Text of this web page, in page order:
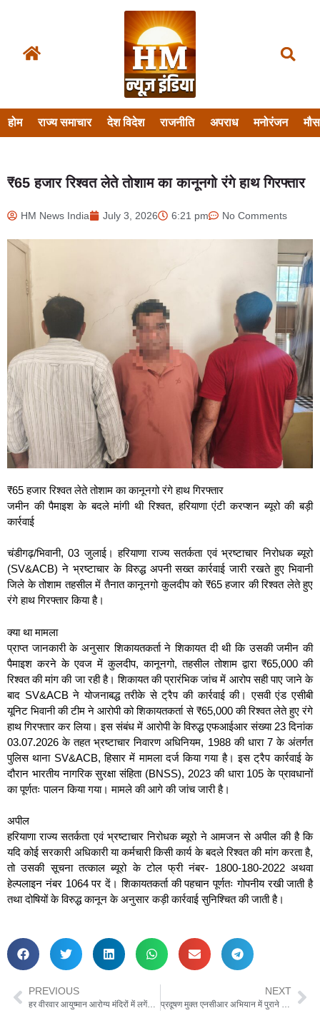
होम राज्य समाचार देश विदेश राजनीति अपराध मनोरंजन
₹65 हजार रिश्वत लेते तोशाम का कानूनगो रंगे हाथ गिरफ्तार
HM News India July 3, 2026 6:21 pm No Comments
₹65 हजार रिश्वत लेते तोशाम का कानूनगो रंगे हाथ गिरफ्तार
जमीन की पैमाइश के बदले मांगी थी रिश्वत, हरियाणा एंटी करप्शन ब्यूरो की बड़ी
कार्रवाई
चंडीगढ़/भिवानी, 03 जुलाई। हरियाणा राज्य सतर्कता एवं भ्रष्टाचार निरोधक ब्यूरो
(SV&ACB) ने भ्रष्टाचार के विरुद्ध अपनी सख्त कार्रवाई जारी रखते हुए भिवानी
जिले के तोशाम तहसील में तैनात कानूनगो कुलदीप को ₹65 हजार की रिश्वत लेते हुए
रंगे हाथ गिरफ्तार किया है।
क्या था मामला
प्राप्त जानकारी के अनुसार शिकायतकर्ता ने शिकायत दी थी कि उसकी जमीन की
पैमाइश करने के एवज में कुलदीप, कानूनगो, तहसील तोशाम द्वारा ₹65,000 की
रिश्वत की मांग की जा रही है। शिकायत की प्रारंभिक जांच में आरोप सही पाए जाने के
बाद SV&ACB ने योजनाबद्ध तरीके से ट्रैप की कार्रवाई की। एसवी एंड एसीबी
यूनिट भिवानी की टीम ने आरोपी को शिकायतकर्ता से ₹65,000 की रिश्वत लेते हुए रंगे
हाथ गिरफ्तार कर लिया। इस संबंध में आरोपी के विरुद्ध एफआईआर संख्या 23 दिनांक
03.07.2026 के तहत भ्रष्टाचार निवारण अधिनियम, 1988 की धारा 7 के अंतर्गत
पुलिस थाना SV&ACB, हिसार में मामला दर्ज किया गया है। इस ट्रैप कार्रवाई के
दौरान भारतीय नागरिक सुरक्षा संहिता (BNSS), 2023 की धारा 105 के प्रावधानों
का पूर्णतः पालन किया गया। मामले की आगे की जांच जारी है।
अपील
हरियाणा राज्य सतर्कता एवं भ्रष्टाचार निरोधक ब्यूरो ने आमजन से अपील की है कि
यदि कोई सरकारी अधिकारी या कर्मचारी किसी कार्य के बदले रिश्वत की मांग करता है,
तो उसकी सूचना तत्काल ब्यूरो के टोल फ्री नंबर- 1800-180-2022 अथवा
हेल्पलाइन नंबर 1064 पर दें। शिकायतकर्ता की पहचान पूर्णतः गोपनीय रखी जाती है
तथा दोषियों के विरुद्ध कानून के अनुसार कड़ी कार्रवाई सुनिश्चित की जाती है।
PREVIOUS
हर वीरवार आयुष्मान आरोग्य मंदिरों में लगेंगे वरिष्ठ नागरिकों के लिए विशेष स्वास्थ्य शिविर
NEXT